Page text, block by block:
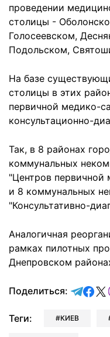
проведении
столицы -
Голосеевском,
Подольском,
На базе
столицы в этих
первичной медико-
консультационно-
Так, в 8 районах
коммунальных
"Центров
и 8 коммунальных
"Консультативно-
Аналогичная
рамках пилотных
Днепровском
Поделиться:
Теги: КИЕВ